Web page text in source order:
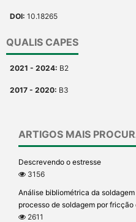
DOI: 10.18265
QUALIS CAPES
2021 - 2024: B2
2017 - 2020: B3
ARTIGOS MAIS
Descrevendo o estresse
3156
Análise bibliométrica da
processo de soldagem por fricção
2611